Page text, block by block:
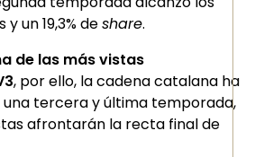
un 19,3% deshare.
de las más vistas
, por ello, la cadena catalana ha
tercera y última temporada,
afrontarán la recta final de